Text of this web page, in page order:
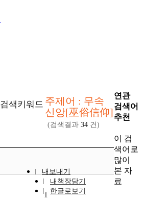
검색키워드 주제어 : 무속
신앙[巫俗信仰]
(검색결과 34 건)
내보내기
내책장담기
한글로보기
1
연관
검색어
추천
이 검
색어로
많이
본 자
료